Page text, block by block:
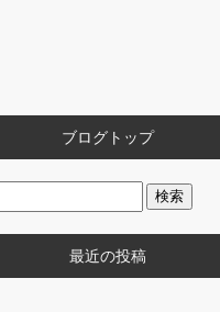
ブログトップ
最近の投稿